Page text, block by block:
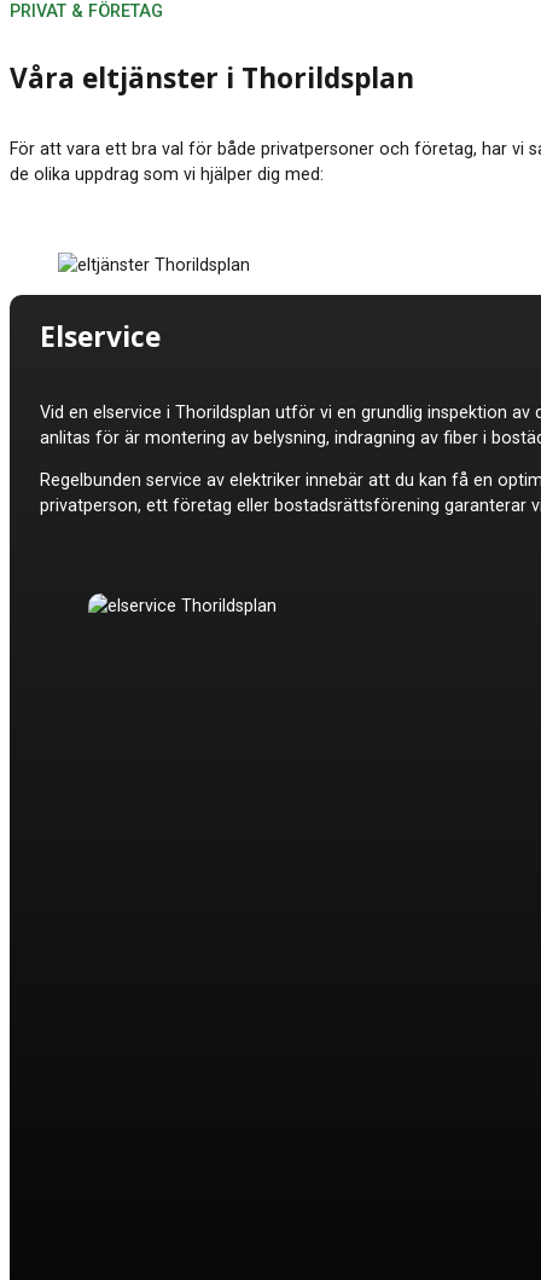
Våra eltjänster i Thorildsplan
För att vara ett bra val för både privatpersoner och företag, har vi
de olika uppdrag som vi hjälper dig med:
PRIVAT & FÖRETAG
Elservice
Vid en elservice i Thorildsplan utför vi en grundlig inspektion
anlitas för är montering av belysning, indragning av fiber i
Regelbunden service av elektriker innebär att du kan få en
privatperson, ett företag eller bostadsrättsförening garanterar